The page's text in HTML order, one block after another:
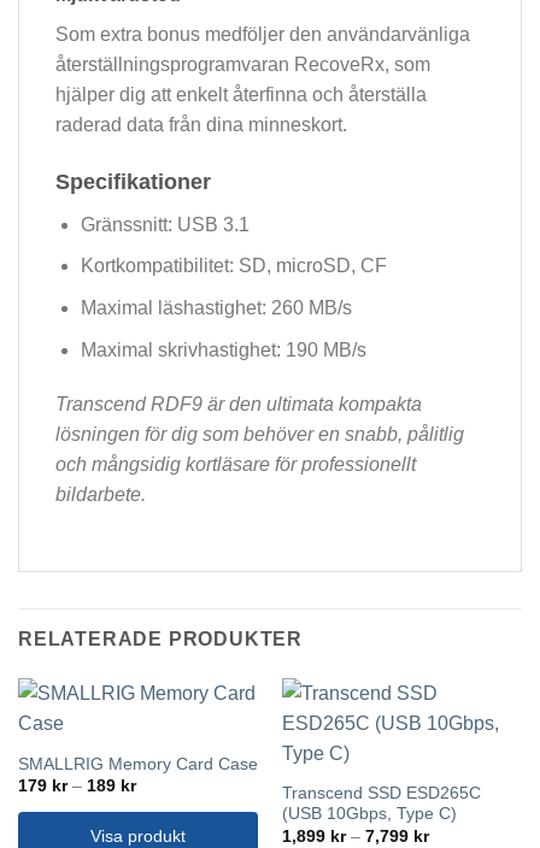
Som extra bonus medföljer den användarvänliga
återställningsprogramvaran RecoveRx, som
hjälper dig att enkelt återfinna och återställa
raderad data från dina minneskort.
Specifikationer
Gränssnitt: USB 3.1
Kortkompatibilitet: SD, microSD, CF
Maximal läshastighet: 260 MB/s
Maximal skrivhastighet: 190 MB/s
Transcend RDF9 är den ultimata kompakta
lösningen för dig som behöver en snabb, pålitlig
och mångsidig kortläsare för professionellt
bildarbete.
RELATERADE PRODUKTER
SMALLRIG Memory Card Case
179 kr – 189 krPrisintervall:
till
189 kr
Visa produkt
Transcend SSD ESD265C
(USB 10Gbps, Type C)
1,899 kr – 7,799 krPrisintervall: